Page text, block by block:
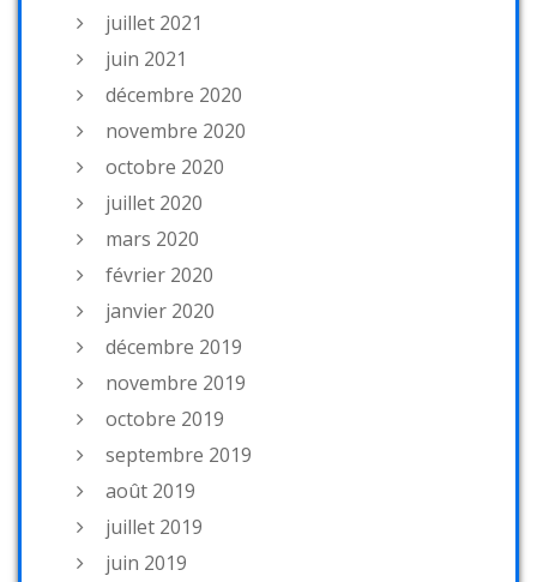
juillet 2021
juin 2021
décembre 2020
novembre 2020
octobre 2020
juillet 2020
mars 2020
février 2020
janvier 2020
décembre 2019
novembre 2019
octobre 2019
septembre 2019
août 2019
juillet 2019
juin 2019